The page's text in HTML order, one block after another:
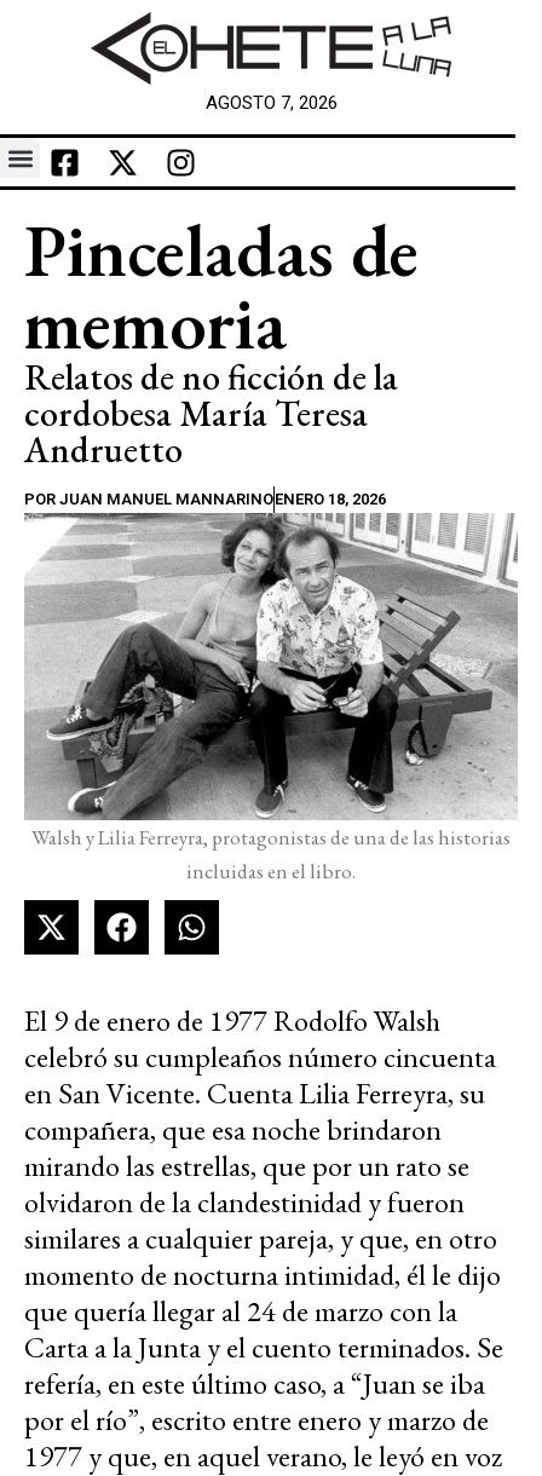
AGOSTO 7, 2026
Pinceladas de
memoria
Relatos de no ficción de la
cordobesa María Teresa
Andruetto
POR JUAN MANUEL MANNARINOENERO 18, 2026
Walsh y Lilia Ferreyra, protagonistas de una de las historias
incluidas en el libro.
El 9 de enero de 1977 Rodolfo Walsh
celebró su cumpleaños número cincuenta
en San Vicente. Cuenta Lilia Ferreyra, su
compañera, que esa noche brindaron
mirando las estrellas, que por un rato se
olvidaron de la clandestinidad y fueron
similares a cualquier pareja, y que, en otro
momento de nocturna intimidad, él le dijo
que quería llegar al 24 de marzo con la
Carta a la Junta y el cuento terminados. Se
refería, en este último caso, a “Juan se iba
por el río”, escrito entre enero y marzo de
1977 y que, en aquel verano, le leyó en voz